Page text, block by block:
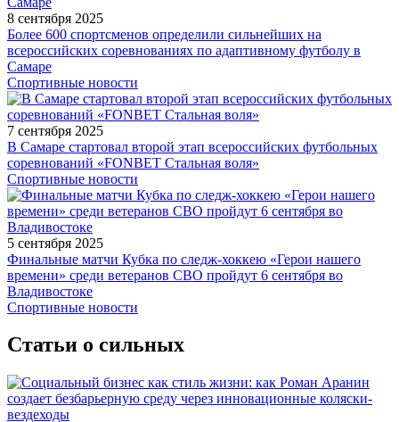
8 сентября 2025
Более 600 спортсменов определили сильнейших на
всероссийских соревнованиях по адаптивному футболу в
Самаре
Спортивные новости
7 сентября 2025
В Самаре стартовал второй этап всероссийских футбольных
соревнований «FONBET Стальная воля»
Спортивные новости
5 сентября 2025
Финальные матчи Кубка по следж-хоккею «Герои нашего
времени» среди ветеранов СВО пройдут 6 сентября во
Владивостоке
Спортивные новости
Статьи о сильных